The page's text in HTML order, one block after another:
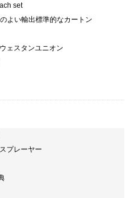
set
よい輸出標準的なカートン
ェスタンユニオン
プレーヤー